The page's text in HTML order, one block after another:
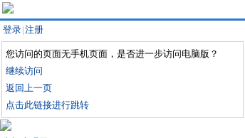
登录 注册
您访问的页面无手机页面，是否进一步访问电脑版？
继续访问
返回上一页
点击此链接进行跳转